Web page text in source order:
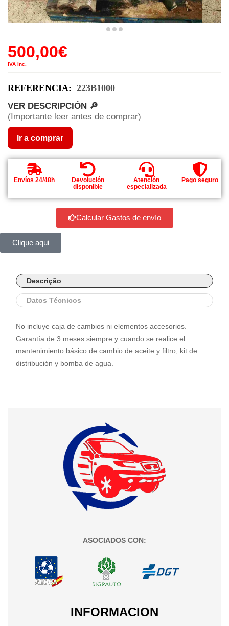
500,00€
IVA Inc.
REFERENCIA: 223B1000
VER DESCRIPCIÓN 🔎
(Importante leer antes de comprar)
Ir a comprar
Envíos 24/48h
Devolución
disponible
Atención
especializada
Pago seguro
Calcular Gastos de envío
Clique aqui
Descrição
Datos Técnicos
No incluye caja de cambios ni elementos accesorios.
Garantía de 3 meses siempre y cuando se realice el
mantenimiento básico de cambio de aceite y filtro, kit de
distribución y bomba de agua.
ASOCIADOS CON:
INFORMACION